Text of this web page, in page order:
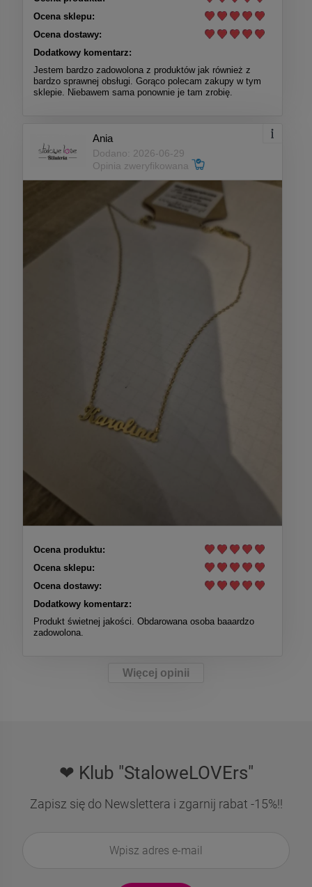
Ocena sklepu:
Ocena dostawy:
Dodatkowy komentarz:
Jestem bardzo zadowolona z produktów jak również z
bardzo sprawnej obsługi. Gorąco polecam zakupy w tym
sklepie. Niebawem sama ponownie je tam zrobię.
Ania
Dodano: 2026-06-29
Opinia zweryfikowana
Ocena produktu:
Ocena sklepu:
Ocena dostawy:
Dodatkowy komentarz:
Produkt świetnej jakości. Obdarowana osoba baaardzo
zadowolona.
Więcej opinii
❤ Klub "StaloweLOVErs"
Zapisz się do Newslettera i zgarnij rabat -15%!!